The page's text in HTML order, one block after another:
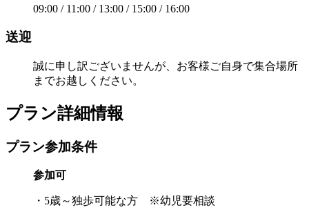
09:00 / 11:00 / 13:00 / 15:00 / 16:00
送迎
誠に申し訳ございませんが、お客様ご自身で集合場所
までお越しください。
プラン詳細情報
プラン参加条件
参加可
・5歳～独歩可能な方 ※幼児要相談